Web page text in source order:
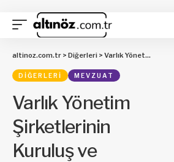
altinoz.com.tr > Diğerleri > Varlık Yönetim Şirketlerinin Kuruluş ve Faaliyet Esasları Hakkında Yönetmelikte Değişiklik Yapılmasına Dair Yönetmelik
DIĞERLERI MEVZUAT
Varlık Yönetim
Şirketlerinin
Kuruluş ve